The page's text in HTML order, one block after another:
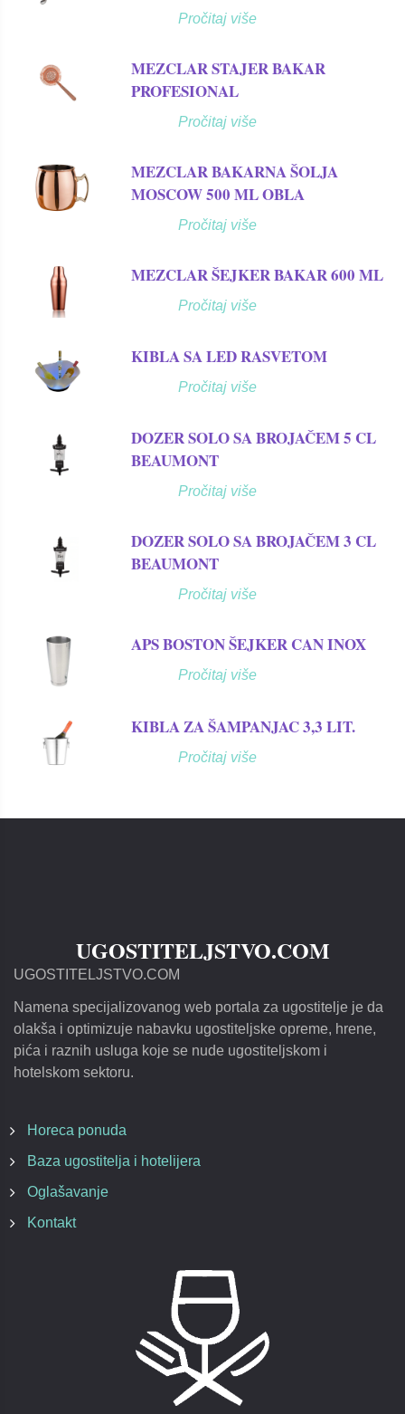
Pročitaj više
MEZCLAR STAJER BAKAR
PROFESIONAL
Pročitaj više
MEZCLAR BAKARNA ŠOLJA
MOSCOW 500 ML OBLA
Pročitaj više
MEZCLAR ŠEJKER BAKAR 600 ML
Pročitaj više
KIBLA SA LED RASVETOM
Pročitaj više
DOZER SOLO SA BROJAČEM 5 CL
BEAUMONT
Pročitaj više
DOZER SOLO SA BROJAČEM 3 CL
BEAUMONT
Pročitaj više
APS BOSTON ŠEJKER CAN INOX
Pročitaj više
KIBLA ZA ŠAMPANJAC 3,3 LIT.
Pročitaj više
UGOSTITELJSTVO.COM
UGOSTITELJSTVO.COM
Namena specijalizovanog web portala za ugostitelje je da
olakša i optimizuje nabavku ugostiteljske opreme, hrene,
pića i raznih usluga koje se nude ugostiteljskom i
hotelskom sektoru.
Horeca ponuda
Baza ugostitelja i hotelijera
Oglašavanje
Kontakt